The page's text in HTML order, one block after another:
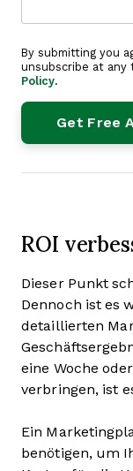
By submitting you
unsubscribe at any
Policy.
ROI
Dieser Punkt
Dennoch ist es
detaillierten
eine Woche
verbringen, ist
Ein
benötigen, um